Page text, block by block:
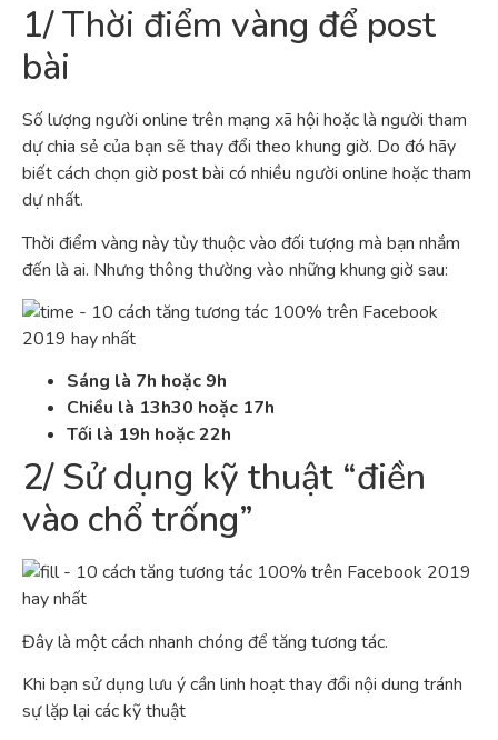
1/ Thời điểm vàng để post
bài
Số lượng người online trên mạng xã hội hoặc là người tham
dự chia sẻ của bạn sẽ thay đổi theo khung giờ. Do đó hãy
biết cách chọn giờ post bài có nhiều người online hoặc tham
dự nhất.
Thời điểm vàng này tùy thuộc vào đối tượng mà bạn nhắm
đến là ai. Nhưng thông thường vào những khung giờ sau:
Sáng là 7h hoặc 9h
Chiều là 13h30 hoặc 17h
Tối là 19h hoặc 22h
2/ Sử dụng kỹ thuật “điền
vào chổ trống”
Đây là một cách nhanh chóng để tăng tương tác.
Khi bạn sử dụng lưu ý cần linh hoạt thay đổi nội dung tránh
sự lặp lại các kỹ thuật